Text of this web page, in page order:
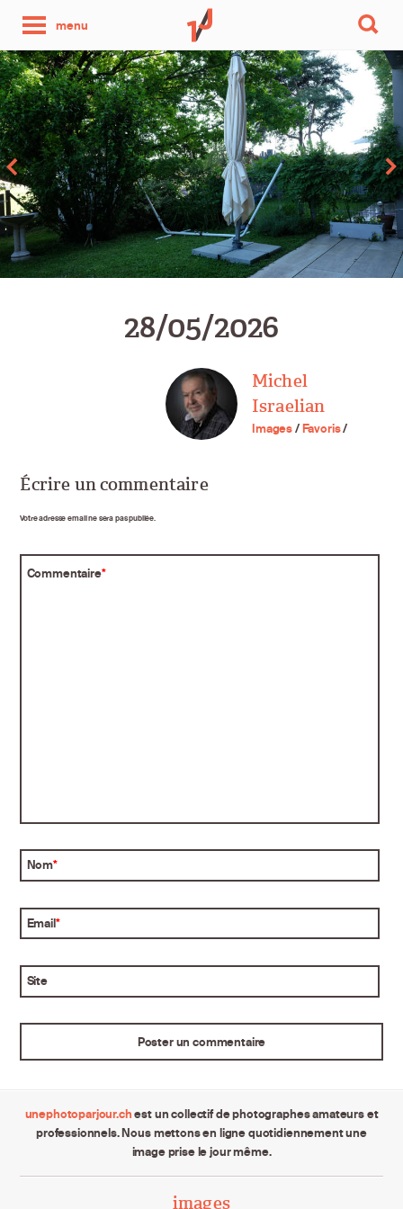
menu
photo
par
jour
28/05/2026
Michel
Israelian
Images/Favoris/
Écrire un commentaire
Votre adresse email ne sera pas publiée.
Commentaire*
Nom*
Email*
Site
unephotoparjour.chest un collectif de photographes amateurs et
professionnels. Nous mettons en ligne quotidiennement une
image prise le jour même.
images